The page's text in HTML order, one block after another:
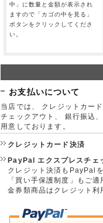
中」に数量と金額が表示され
ますので「カゴの中を見る」
ボタンをクリックしてくださ
い。
お支払いについて
当店では、 クレジットカー
チェックアウト、 銀行振込
用意しております。
クレジットカード決済
PayPal エクスプレスチェ
クレジット決済もPayPal
「買い手保護制度」もご
金券類商品はクレジット利